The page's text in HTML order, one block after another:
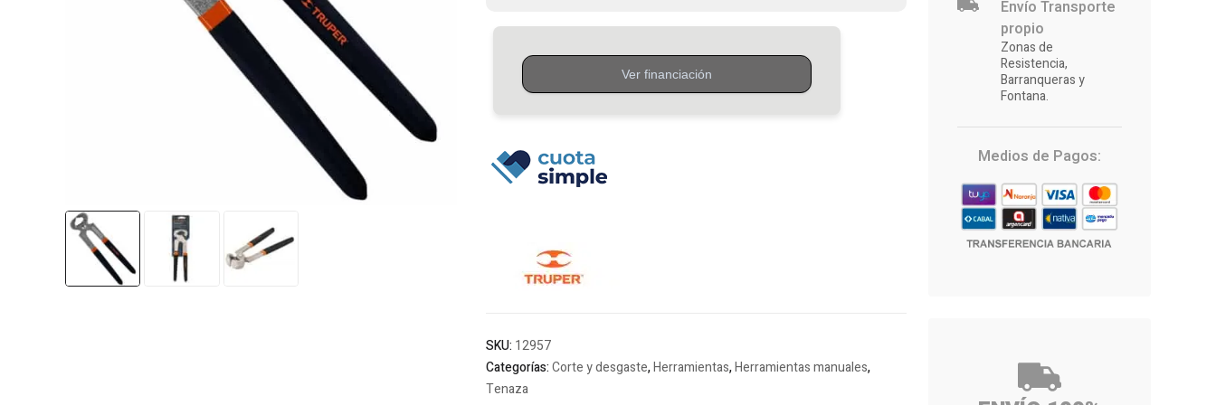
SKU: 12957
Categorías:Corte y desgaste,Herramientas,Herramientas manuales,
Tenaza
Envío Transporte
propio
Zonas de
Resistencia,
Barranqueras y
Fontana.
Medios de Pagos: